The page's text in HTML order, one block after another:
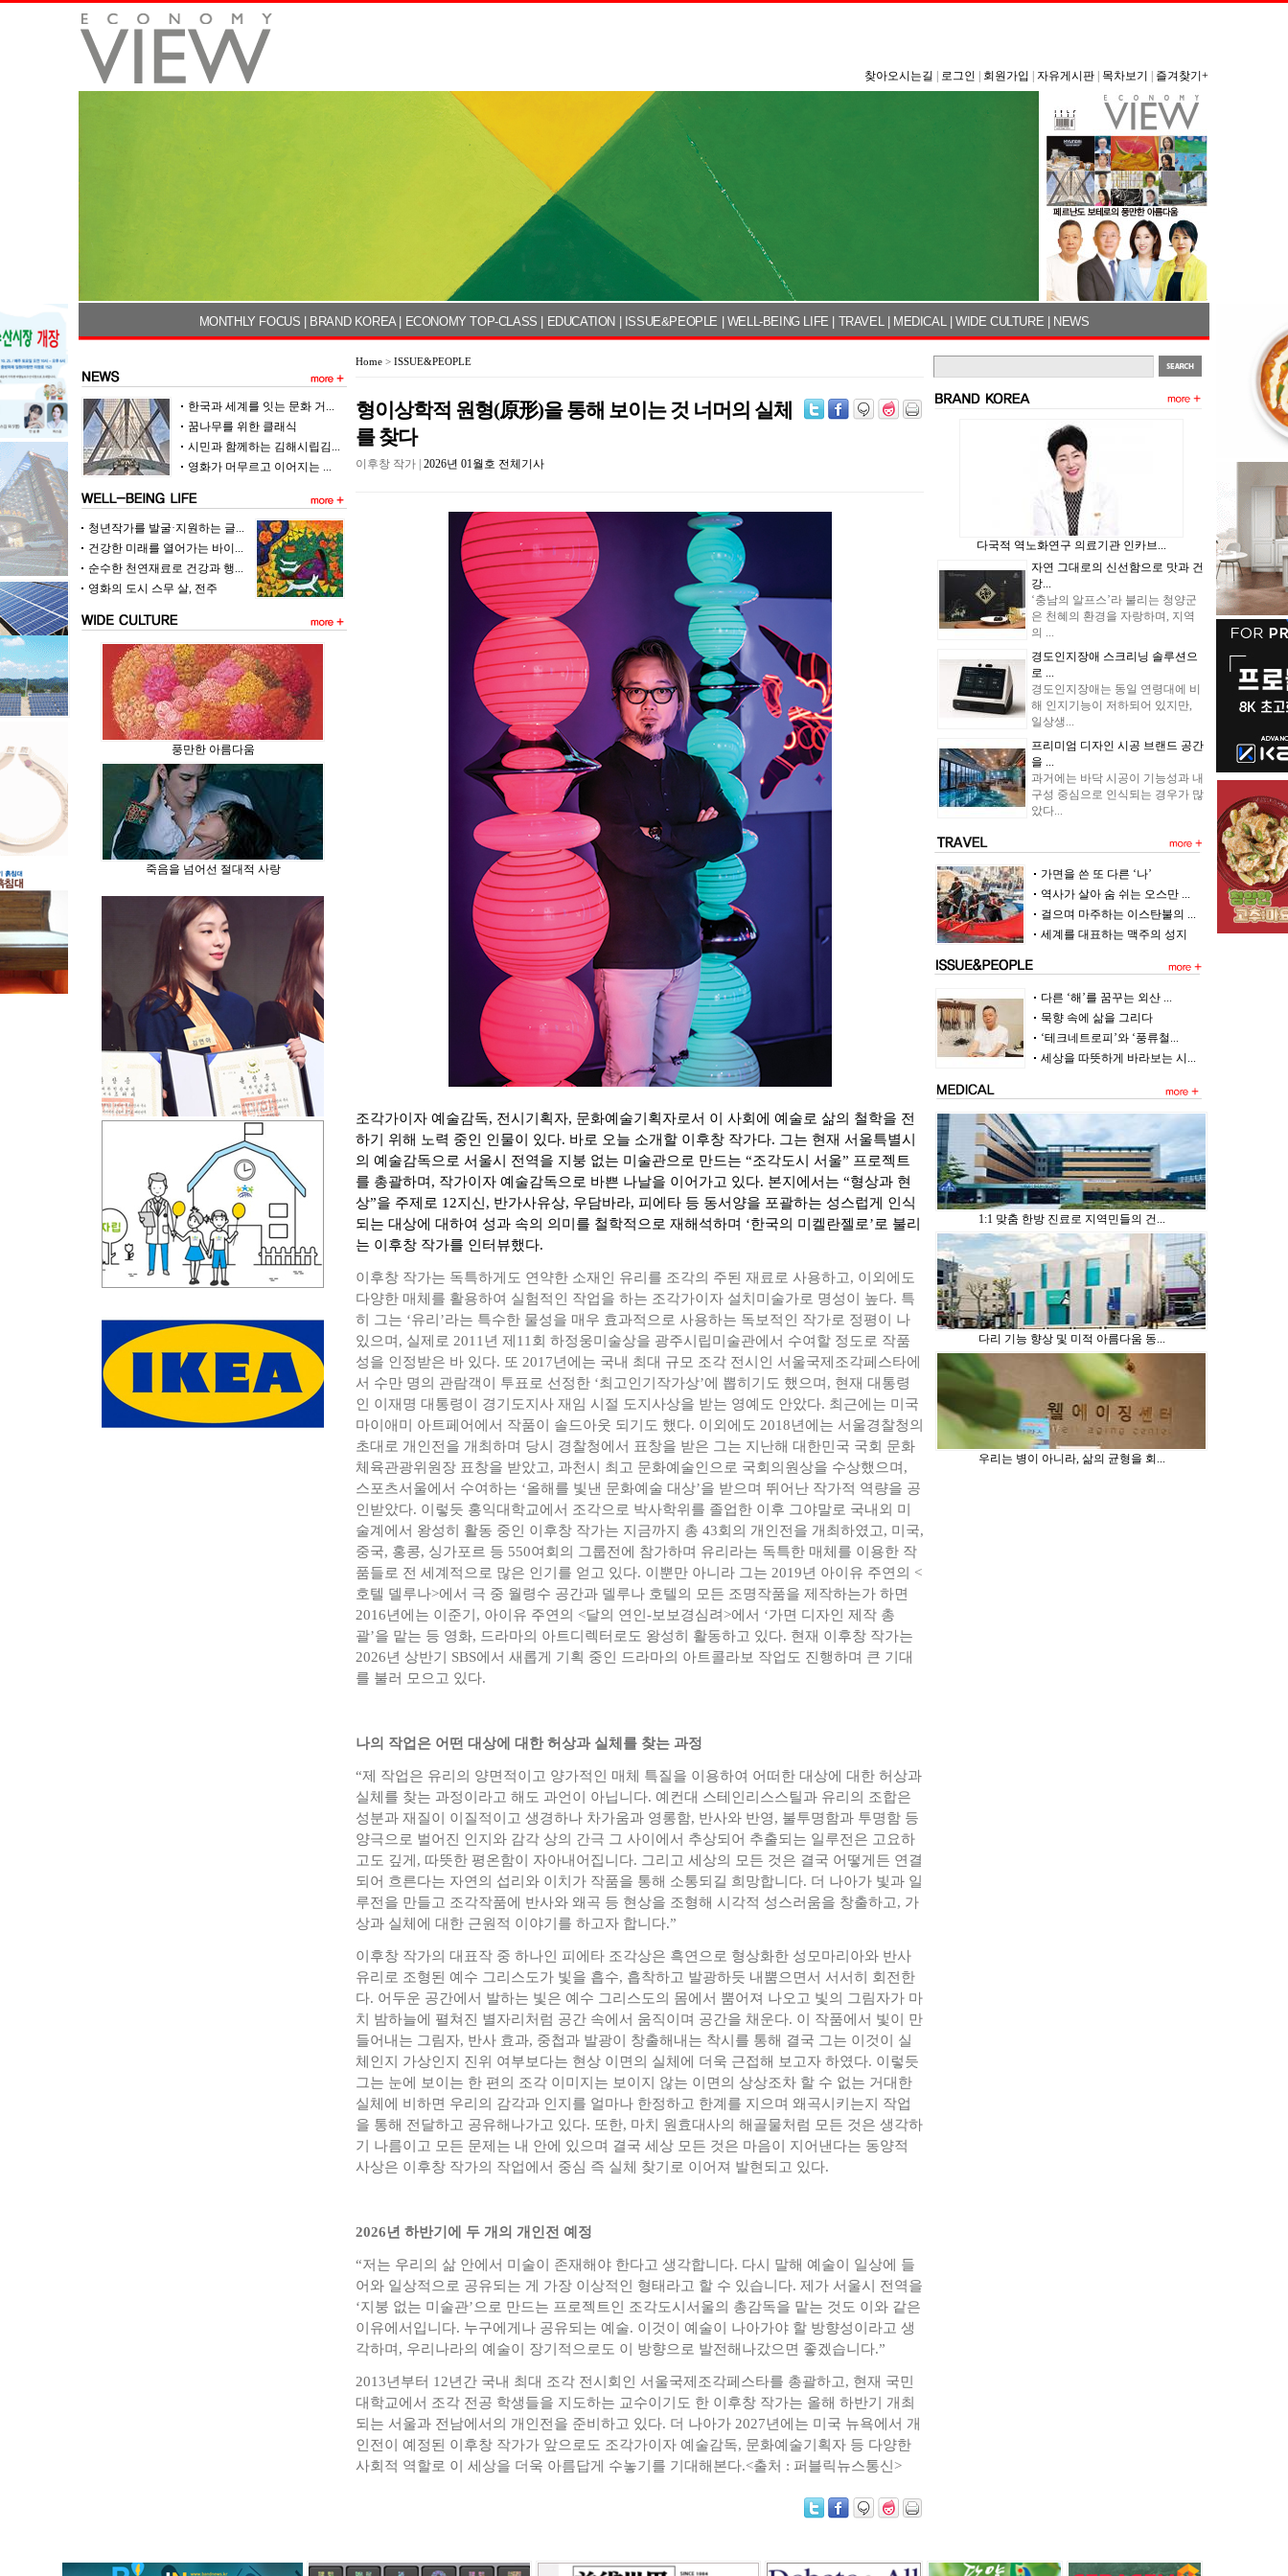
찾아오시는길 로그인 회원가입 자유게시판 목차보기 즐겨찾기+
MONTHLY FOCUS BRAND KOREA| ECONOMY TOP-CLASS EDUCATION ISSUE&PEOPLE WELL-BEING LIFE TRAVEL| MEDICAL|WIDE CULTURE NEWS
한국과 세계를 잇는 문화 거...
꿈나무를 위한 클래식
시민과 함께하는 김해시립김...
영화가 머무르고 이어지는 ...
청년작가를 발굴·지원하는 글...
건강한 미래를 열어가는 바이...
순수한 천연재료로 건강과 행...
영화의 도시 스무 살, 전주
풍만한 아름다움
죽음을 넘어선 절대적 사랑
Home > ISSUE&PEOPLE
형이상학적 원형(原形)을 통해 보이는 것 너머의 실체
를 찾다
이후창 작가 | 2026년 01월호 전체기사
조각가이자 예술감독, 전시기획자, 문화예술기획자로서 이 사회에 예술로 삶의 철학을 전
하기 위해 노력 중인 인물이 있다. 바로 오늘 소개할 이후창 작가다. 그는 현재 서울특별시
의 예술감독으로 서울시 전역을 지붕 없는 미술관으로 만드는 “조각도시 서울” 프로젝트
를 총괄하며, 작가이자 예술감독으로 바쁜 나날을 이어가고 있다. 본지에서는 “형상과 현
상”을 주제로 12지신, 반가사유상, 우담바라, 피에타 등 동서양을 포괄하는 성스럽게 인식
되는 대상에 대하여 성과 속의 의미를 철학적으로 재해석하며 ‘한국의 미켈란젤로’로 불리
는 이후창 작가를 인터뷰했다.
이후창 작가는 독특하게도 연약한 소재인 유리를 조각의 주된 재료로 사용하고, 이외에도
다양한 매체를 활용하여 실험적인 작업을 하는 조각가이자 설치미술가로 명성이 높다. 특
히 그는 ‘유리’라는 특수한 물성을 매우 효과적으로 사용하는 독보적인 작가로 정평이 나
있으며, 실제로 2011년 제11회 하정웅미술상을 광주시립미술관에서 수여할 정도로 작품
성을 인정받은 바 있다. 또 2017년에는 국내 최대 규모 조각 전시인 서울국제조각페스타에
서 수만 명의 관람객이 투표로 선정한 ‘최고인기작가상’에 뽑히기도 했으며, 현재 대통령
인 이재명 대통령이 경기도지사 재임 시절 도지사상을 받는 영예도 안았다. 최근에는 미국
마이애미 아트페어에서 작품이 솔드아웃 되기도 했다. 이외에도 2018년에는 서울경찰청의
초대로 개인전을 개최하며 당시 경찰청에서 표창을 받은 그는 지난해 대한민국 국회 문화
체육관광위원장 표창을 받았고, 과천시 최고 문화예술인으로 국회의원상을 수상했으며,
스포츠서울에서 수여하는 ‘올해를 빛낸 문화예술 대상’을 받으며 뛰어난 작가적 역량을 공
인받았다. 이렇듯 홍익대학교에서 조각으로 박사학위를 졸업한 이후 그야말로 국내외 미
술계에서 왕성히 활동 중인 이후창 작가는 지금까지 총 43회의 개인전을 개최하였고, 미국,
중국, 홍콩, 싱가포르 등 550여회의 그룹전에 참가하며 유리라는 독특한 매체를 이용한 작
품들로 전 세계적으로 많은 인기를 얻고 있다. 이뿐만 아니라 그는 2019년 아이유 주연의 <
호텔 델루나>에서 극 중 월령수 공간과 델루나 호텔의 모든 조명작품을 제작하는가 하면
2016년에는 이준기, 아이유 주연의 <달의 연인-보보경심려>에서 ‘가면 디자인 제작 총
괄’을 맡는 등 영화, 드라마의 아트디렉터로도 왕성히 활동하고 있다. 현재 이후창 작가는
2026년 상반기 SBS에서 새롭게 기획 중인 드라마의 아트콜라보 작업도 진행하며 큰 기대
를 불러 모으고 있다.
나의 작업은 어떤 대상에 대한 허상과 실체를 찾는 과정
“제 작업은 유리의 양면적이고 양가적인 매체 특질을 이용하여 어떠한 대상에 대한 허상과
실체를 찾는 과정이라고 해도 과언이 아닙니다. 예컨대 스테인리스스틸과 유리의 조합은
성분과 재질이 이질적이고 생경하나 차가움과 영롱함, 반사와 반영, 불투명함과 투명함 등
양극으로 벌어진 인지와 감각 상의 간극 그 사이에서 추상되어 추출되는 일루전은 고요하
고도 깊게, 따뜻한 평온함이 자아내어집니다. 그리고 세상의 모든 것은 결국 어떻게든 연결
되어 흐른다는 자연의 섭리와 이치가 작품을 통해 소통되길 희망합니다. 더 나아가 빛과 일
루전을 만들고 조각작품에 반사와 왜곡 등 현상을 조형해 시각적 성스러움을 창출하고, 가
상과 실체에 대한 근원적 이야기를 하고자 합니다.”
이후창 작가의 대표작 중 하나인 피에타 조각상은 흑연으로 형상화한 성모마리아와 반사
유리로 조형된 예수 그리스도가 빛을 흡수, 흡착하고 발광하듯 내뿜으면서 서서히 회전한
다. 어두운 공간에서 발하는 빛은 예수 그리스도의 몸에서 뿜어져 나오고 빛의 그림자가 마
치 밤하늘에 펼쳐진 별자리처럼 공간 속에서 움직이며 공간을 채운다. 이 작품에서 빛이 만
들어내는 그림자, 반사 효과, 중첩과 발광이 창출해내는 착시를 통해 결국 그는 이것이 실
체인지 가상인지 진위 여부보다는 현상 이면의 실체에 더욱 근접해 보고자 하였다. 이렇듯
그는 눈에 보이는 한 편의 조각 이미지는 보이지 않는 이면의 상상조차 할 수 없는 거대한
실체에 비하면 우리의 감각과 인지를 얼마나 한정하고 한계를 지으며 왜곡시키는지 작업
을 통해 전달하고 공유해나가고 있다. 또한, 마치 원효대사의 해골물처럼 모든 것은 생각하
기 나름이고 모든 문제는 내 안에 있으며 결국 세상 모든 것은 마음이 지어낸다는 동양적
사상은 이후창 작가의 작업에서 중심 즉 실체 찾기로 이어져 발현되고 있다.
2026년 하반기에 두 개의 개인전 예정
“저는 우리의 삶 안에서 미술이 존재해야 한다고 생각합니다. 다시 말해 예술이 일상에 들
어와 일상적으로 공유되는 게 가장 이상적인 형태라고 할 수 있습니다. 제가 서울시 전역을
‘지붕 없는 미술관’으로 만드는 프로젝트인 조각도시서울의 총감독을 맡는 것도 이와 같은
이유에서입니다. 누구에게나 공유되는 예술. 이것이 예술이 나아가야 할 방향성이라고 생
각하며, 우리나라의 예술이 장기적으로도 이 방향으로 발전해나갔으면 좋겠습니다.”
2013년부터 12년간 국내 최대 조각 전시회인 서울국제조각페스타를 총괄하고, 현재 국민
대학교에서 조각 전공 학생들을 지도하는 교수이기도 한 이후창 작가는 올해 하반기 개최
되는 서울과 전남에서의 개인전을 준비하고 있다. 더 나아가 2027년에는 미국 뉴욕에서 개
인전이 예정된 이후창 작가가 앞으로도 조각가이자 예술감독, 문화예술기획자 등 다양한
사회적 역할로 이 세상을 더욱 아름답게 수놓기를 기대해본다.<출처 : 퍼블릭뉴스통신>
다국적 역노화연구 의료기관 인카브...
자연 그대로의 신선함으로 맛과 건
강...
‘충남의 알프스’라 불리는 청양군
은 천혜의 환경을 자랑하며, 지역
의 ...
경도인지장애 스크리닝 솔루션으
로 ...
경도인지장애는 동일 연령대에 비
해 인지기능이 저하되어 있지만,
일상생...
프리미엄 디자인 시공 브랜드 공간
을 ...
과거에는 바닥 시공이 기능성과 내
구성 중심으로 인식되는 경우가 많
았다...
가면을 쓴 또 다른 ‘나’
역사가 살아 숨 쉬는 오스만 ...
걸으며 마주하는 이스탄불의 ...
세계를 대표하는 맥주의 성지
다른 ‘해’를 꿈꾸는 외산 ...
묵향 속에 삶을 그리다
‘테크네트로피’와 ‘풍류철...
세상을 따뜻하게 바라보는 시...
1:1 맞춤 한방 진료로 지역민들의 건...
다리 기능 향상 및 미적 아름다움 동...
우리는 병이 아니라, 삶의 균형을 회...